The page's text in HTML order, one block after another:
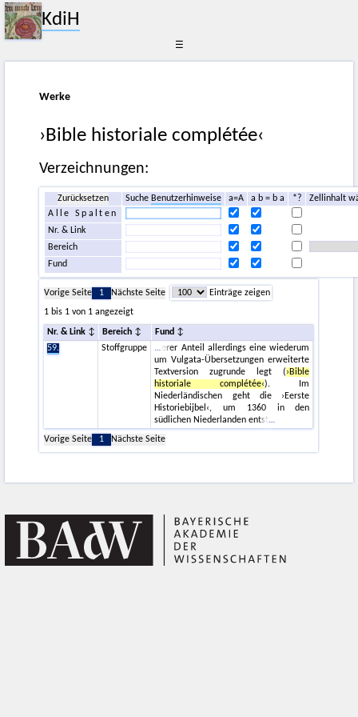
KdiH
☰
Werke
›Bible historiale complétée‹
Verzeichnungen:
Zurücksetzen SucheBenutzerhinweise a=A a b = b a *?
Zellinhalt
Alle Spalten
Nr. & Link
Bereich
Fund
Vorige Seite 1 Nächste Seite
Einträge zeigen
1 bis 1 von 1 angezeigt
Nr. & Link Bereich
Fund
59.
Stoffgruppe
erer Anteil allerdings eine wiederum
um Vulgata-Übersetzungen erweiterte
Textversion zugrunde legt (›Bible
historiale complétée‹). Im
Niederländischen geht die ›Eerste
Historiebijbel‹, um 1360 in den
südlichen Niederlanden entst
Vorige Seite
1 Nächste Seite